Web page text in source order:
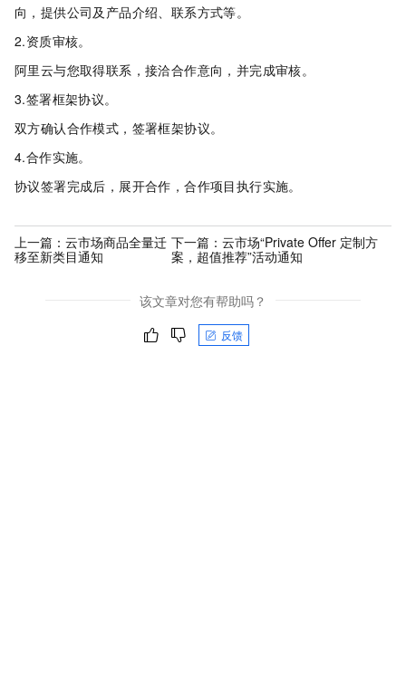
向，提供公司及产品介绍、联系方式等。
2.资质审核。
阿里云与您取得联系，接洽合作意向，并完成审核。
3.签署框架协议。
双方确认合作模式，签署框架协议。
4.合作实施。
协议签署完成后，展开合作，合作项目执行实施。
上一篇： 云市场商品全量迁
移至新类目通知
下一篇：云市场“Private Offer 定制方
案，超值推荐”活动通知
该文章对您有帮助吗？
反馈